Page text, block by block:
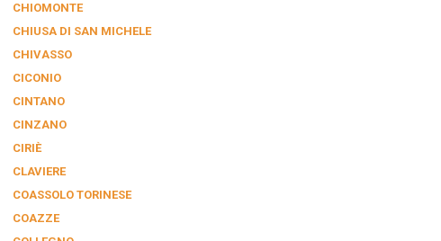
CHIOMONTE
CHIUSA DI SAN MICHELE
CHIVASSO
CICONIO
CINTANO
CINZANO
CIRIÈ
CLAVIERE
COASSOLO TORINESE
COAZZE